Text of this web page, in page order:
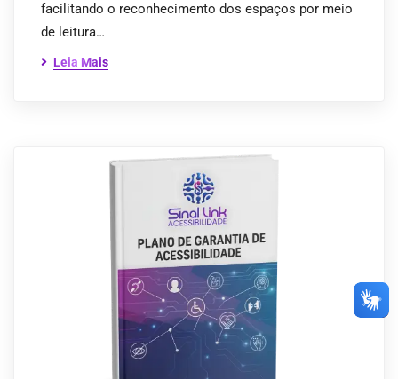
facilitando o reconhecimento dos espaços por meio
de leitura…
Leia Mais